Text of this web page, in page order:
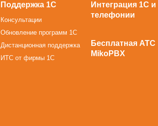
Поддержка 1С
Консультации
Обновление программ 1С
Дистанционная поддержка
ИТС от фирмы 1С
Интеграция 1С и
телефонии
Бесплатная АТС
MikoPBX